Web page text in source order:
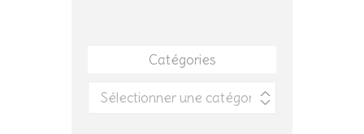
Catégories
Catégories